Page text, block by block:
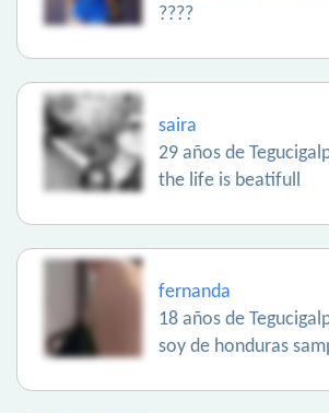
????
saira
29 años de
the life is beatifull
fernanda
18 años de
soy de honduras